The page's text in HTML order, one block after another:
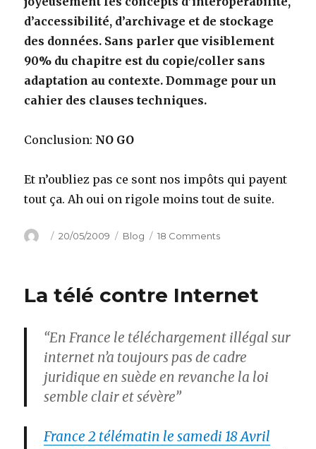
d’accessibilité, d’archivage et de stockage
des données. Sans parler que visiblement
90% du chapitre est du copie/coller sans
adaptation au contexte. Dommage pour un
cahier des clauses techniques.
Conclusion: NO GO
Et n’oubliez pas ce sont nos impôts qui payent
tout ça. Ah oui on rigole moins tout de suite.
Author
Posted
20/05/2009 Categories
Blog 18 Commentson
charges
La télé contre Internet
“En France le téléchargement illégal sur
internet n’a toujours pas de cadre
juridique en suède en revanche la loi
semble clair et sévère”
France 2 télématin le samedi 18 Avril